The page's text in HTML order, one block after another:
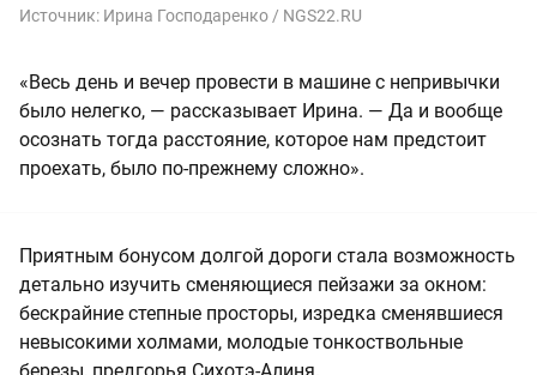
Источник: Ирина Господаренко / NGS22.RU
«Весь день и вечер провести в машине с непривычки
было нелегко, — рассказывает Ирина. — Да и вообще
осознать тогда расстояние, которое нам предстоит
проехать, было по-прежнему сложно».
Приятным бонусом долгой дороги стала возможность
детально изучить сменяющиеся пейзажи за окном:
бескрайние степные просторы, изредка сменявшиеся
невысокими холмами, молодые тонкоствольные
березы, предгорья Сихотэ-Алиня.